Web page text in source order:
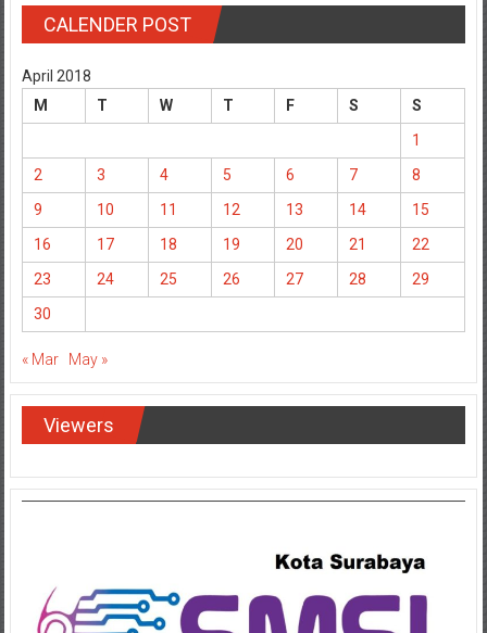
CALENDER POST
April 2018
M
T W T F S
S
1
2
3 4 5 6 7
8
9
10 11 12 13 14
15
16
17 18 19 20 21
22
23
24 25 26 27 28
29
30
« Mar May »
Viewers